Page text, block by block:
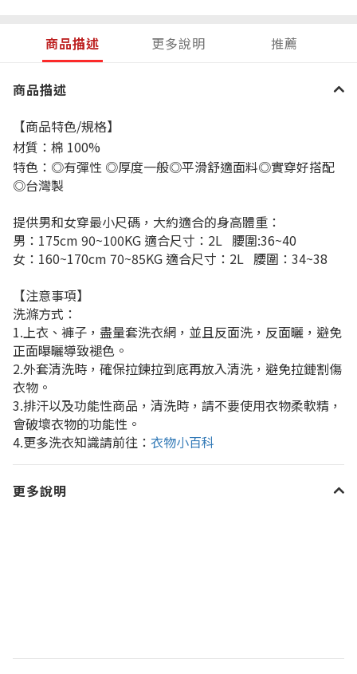
商品描述 更多說明 推薦
商品描述
【商品特色/規格】
材質：棉 100%
特色：◎有彈性 ◎厚度一般◎平滑舒適面料◎實穿好搭配
◎台灣製
提供男和女穿最小尺碼，大約適合的身高體重：
男： 175cm 90~100KG 適合尺寸： 2L 腰圍:36~40
女： 160~170cm 70~85KG 適合尺寸： 2L 腰圍： 34~38
【注意事項】
洗滌方式：
1. 上衣、褲子，盡量套洗衣網，並且反面洗，反面曬，避免
正面曝曬導致褪色。
2.外套清洗時，確保拉鍊拉到底再放入清洗，避免拉鏈割傷
衣物。
3.排汗以及功能性商品，清洗時，請不要使用衣物柔軟精，
會破壞衣物的功能性。
4.更多洗衣知識請前往： 衣物小百科
更多說明